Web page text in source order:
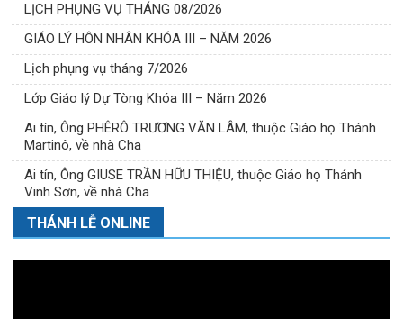
LỊCH PHỤNG VỤ THÁNG 08/2026
GIÁO LÝ HÔN NHÂN KHÓA III – NĂM 2026
Lịch phụng vụ tháng 7/2026
Lớp Giáo lý Dự Tòng Khóa III – Năm 2026
Ai tín, Ông PHÊRÔ TRƯƠNG VĂN LÂM, thuộc Giáo họ Thánh
Martinô, về nhà Cha
Ai tín, Ông GIUSE TRẦN HỮU THIỆU, thuộc Giáo họ Thánh
Vinh Sơn, về nhà Cha
THÁNH LỄ ONLINE